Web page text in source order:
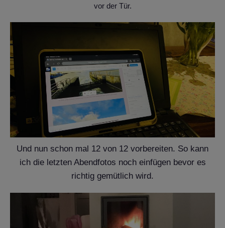
vor der Tür.
Und nun schon mal 12 von 12 vorbereiten. So kann
ich die letzten Abendfotos noch einfügen bevor es
richtig gemütlich wird.